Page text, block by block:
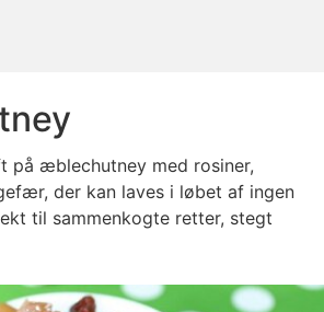
på æblechutney med rosiner,
der kan laves i løbet af ingen
til sammenkogte retter, stegt